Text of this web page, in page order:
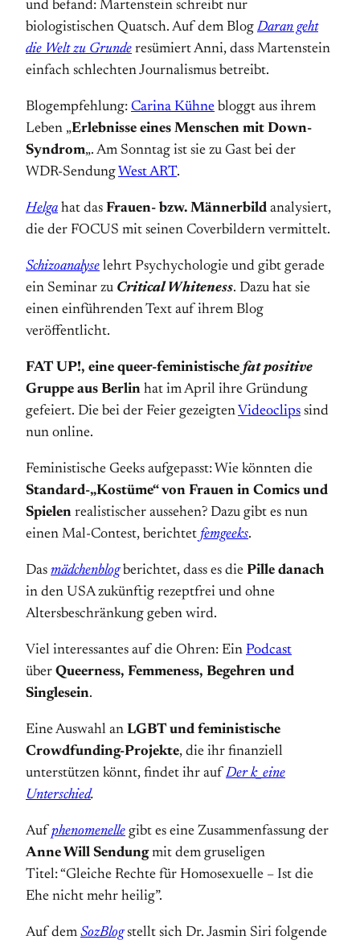
und befand: Martenstein schreibt nur
biologistischen Quatsch. Auf dem BlogDaran geht
die Welt zu Grunde resümiert Anni, dass Martenstein
einfach schlechten Journalismus betreibt.
Blogempfehlung: Carina Kühne bloggt aus ihrem
Leben „Erlebnisse eines Menschen mit Down-
Syndrom„. Am Sonntag ist sie zu Gast bei der
WDR-Sendung West ART.
Helga hat das Frauen- bzw. Männerbild analysiert,
die der FOCUS mit seinen Coverbildern vermittelt.
Schizoanalyse lehrt Psychychologie und gibt gerade
ein Seminar zu Critical Whiteness. Dazu hat sie
einen einführenden Text auf ihrem Blog
veröffentlicht.
FAT UP!, eine queer-feministische fat positive
Gruppe aus Berlin hat im April ihre Gründung
gefeiert. Die bei der Feier gezeigten Videoclips sind
nun online.
Feministische Geeks aufgepasst: Wie könnten die
Standard-„Kostüme“ von Frauen in Comics und
Spielen realistischer aussehen? Dazu gibt es nun
einen Mal-Contest, berichtet femgeeks.
Das mädchenblogberichtet, dass es die Pille danach
in den USA zukünftig rezeptfrei und ohne
Altersbeschränkung geben wird.
Viel interessantes auf die Ohren: Ein Podcast
über Queerness, Femmeness, Begehren und
Singlesein.
Eine Auswahl an LGBT und feministische
Crowdfunding-Projekte, die ihr finanziell
unterstützen könnt, findet ihr aufDer k_eine
Unterschied.
Auf phenomenelle gibt es eine Zusammenfassung der
Anne Will Sendungmit dem gruseligen
Titel: “Gleiche Rechte für Homosexuelle – Ist die
Ehe nicht mehr heilig”.
Auf dem SozBlogstellt sich Dr. Jasmin Siri folgende